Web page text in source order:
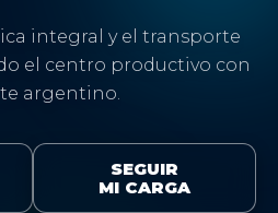
integral y el transporte
el centro productivo con
argentino.
SEGUIR
MI CARGA